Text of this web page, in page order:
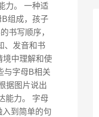
力。 一种适
B组成，孩子
书写顺序，
、发音和书
境中理解和使
与字母B相关
据图片说出
能力。 字母
到简单的句